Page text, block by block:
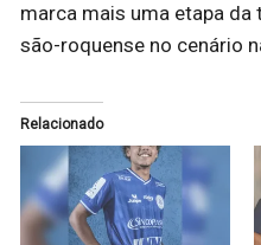
marca mais uma etapa
são-roquense no cenário
Relacionado